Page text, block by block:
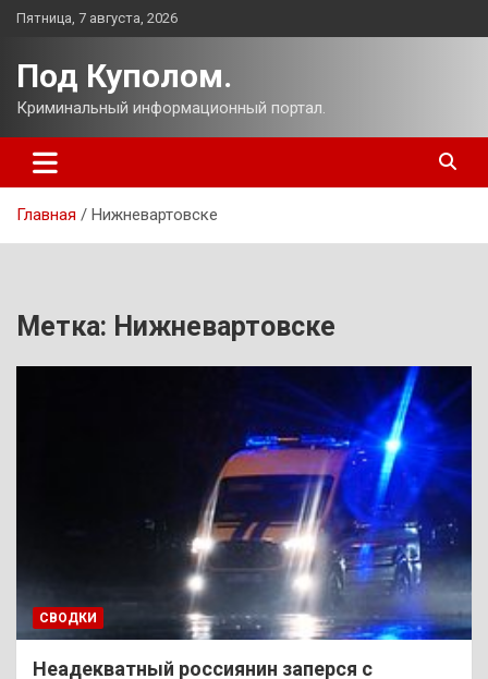
Перейти
Пятница, 7 августа, 2026
Под Куполом.
Криминальный информационный портал.
Главная Нижневартовске
Метка: Нижневартовске
СВОДКИ
Неадекватный россиянин заперся с